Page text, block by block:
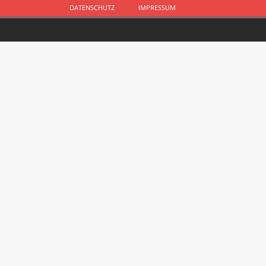
DATENSCHUTZ IMPRESSUM